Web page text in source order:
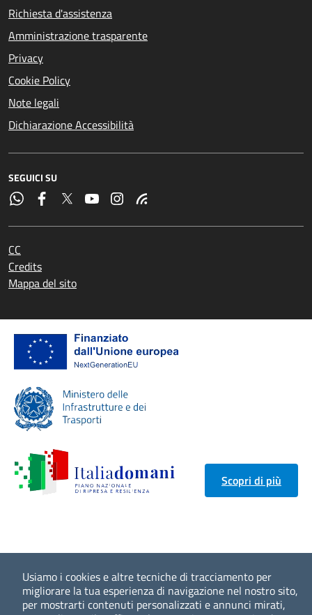
Usiamo i cookies e altre tecniche di tracciamento per
migliorare la tua esperienza di navigazione nel nostro sito,
per mostrarti contenuti personalizzati e annunci mirati,
Richiesta d'assistenza
Amministrazione trasparente
Privacy
Cookie Policy
Note legali
Dichiarazione Accessibilità
SEGUICI SU
CC
Credits
Mappa del sito
Scopri di più